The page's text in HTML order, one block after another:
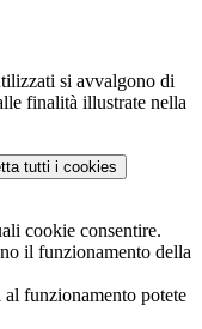
si avvalgono di
finalità illustrate nella
tutti i cookies
cookie consentire.
il funzionamento della
al funzionamento potete